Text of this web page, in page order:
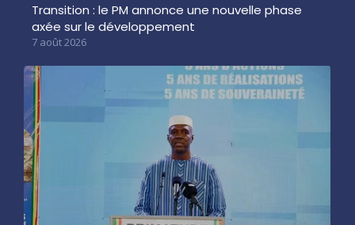
Transition : le PM annonce une nouvelle phase
axée sur le développement
7 août 2026